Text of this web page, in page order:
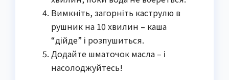
Вимкніть, загорніть каструлю в
рушник на 10 хвилин – каша
“дійде” і розпушиться.
Додайте шматочок масла – і
насолоджуйтесь!